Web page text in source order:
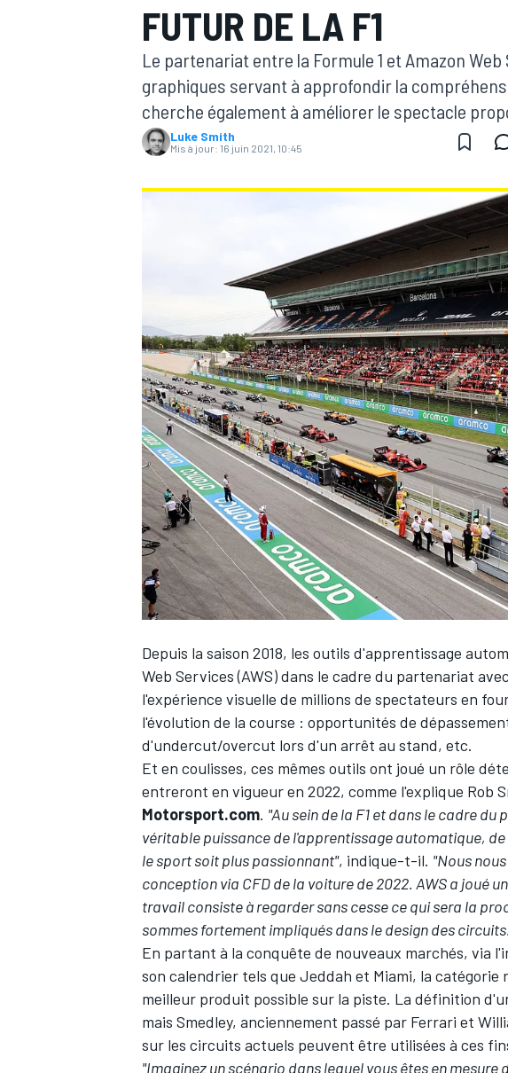
MOTOGP
WRC
WEC
FUTUR DE LA F1
Le partenariat entre la Formule 1 et Amazon
graphiques servant à approfondir la
cherche également à améliorer le spectacle
Luke Smith
Mis à jour: 16 juin 2021, 10:45
Depuis la saison 2018, les outils d'apprentissage
Web Services (AWS) dans le cadre du partenariat
l'expérience visuelle de millions de spectateurs en
l'évolution de la course : opportunités de
d'undercut/overcut lors d'un arrêt au stand, etc.
Et en coulisses, ces mêmes outils ont joué un rôle
entreront en vigueur en 2022, comme l'explique Rob
Motorsport.com. "Au sein de la F1 et dans le cadre
véritable puissance de l'apprentissage automatique,
le sport soit plus passionnant", indique-t-il. "Nous
conception via CFD de la voiture de 2022. AWS a joué
travail consiste à regarder sans cesse ce qui sera la
sommes fortement impliqués dans le design des
En partant à la conquête de nouveaux marchés, via
son calendrier tels que Jeddah et Miami, la
meilleur produit possible sur la piste. La définition
mais Smedley, anciennement passé par Ferrari et
sur les circuits actuels peuvent être utilisées à ces
"Imaginez un scénario dans lequel vous êtes en